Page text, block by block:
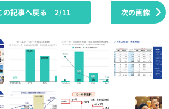
次の画像
の記事へ戻る 2/11